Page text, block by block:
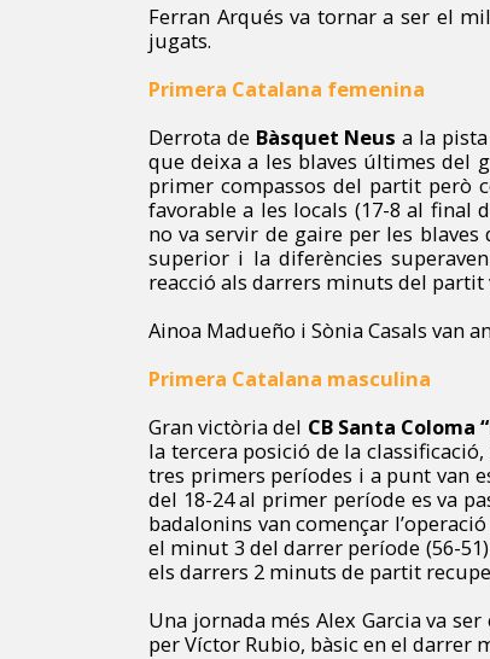
Ferran Arqués va tornar a ser el
jugats.
Primera Catalana femenina
Derrota de Bàsquet Neus a la
que deixa a les blaves últimes del
primer compassos del partit però
favorable a les locals (17-8 al final
no va servir de gaire per les blaves
superior i la diferències
reacció als darrers minuts del partit
Ainoa Madueño i Sònia Casals van
Primera Catalana masculina
Gran victòria del CB Santa Coloma
la tercera posició de la
tres primers períodes i a punt van
del 18-24 al primer període es va
badalonins van començar
el minut 3 del darrer període (56-
els darrers 2 minuts de partit
Una jornada més Alex Garcia va
per Víctor Rubio, bàsic en el darrer